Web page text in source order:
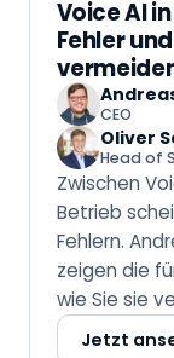
Voice AI
Fehler
CEO
Oliver
Head of
Zwischen
Betrieb
Fehlern.
zeigen die
wie Sie sie
Jetzt